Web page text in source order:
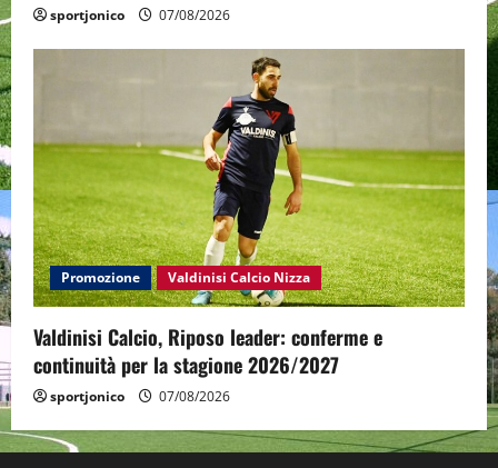
sportjonico 07/08/2026
Promozione Valdinisi Calcio Nizza
Valdinisi Calcio, Riposo leader: conferme e
continuità per la stagione 2026/2027
sportjonico 07/08/2026